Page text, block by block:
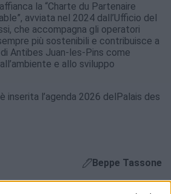
la “Charte du Partenaire
avviata nel 2024 dall’Ufficio del
che accompagna gli operatori
più sostenibili e contribuisce a
Antibes Juan-les-Pins come
e allo sviluppo
è inserita l’agenda 2026 delPalais des
Beppe Tassone